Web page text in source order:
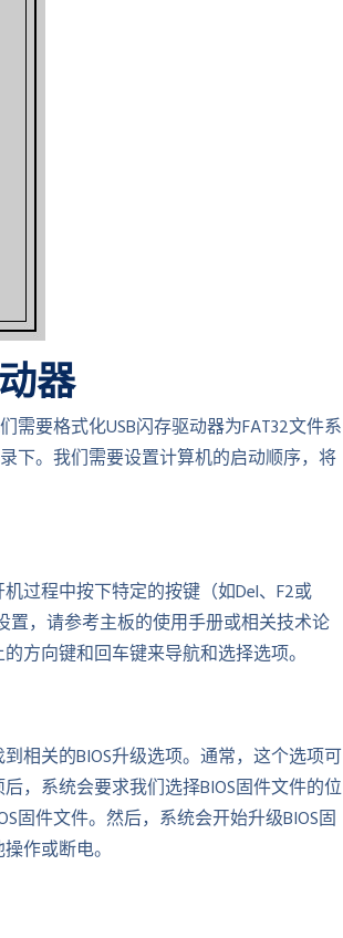
器
需要格式化USB闪存驱动器为FAT32文件系
下。我们需要设置计算机的启动顺序，将
过程中按下特定的按键（如Del、F2或
置，请参考主板的使用手册或相关技术论
方向键和回车键来导航和选择选项。
相关的BIOS升级选项。通常，这个选项可
，系统会要求我们选择BIOS固件文件的位
固件文件。然后，系统会开始升级BIOS固
作或断电。